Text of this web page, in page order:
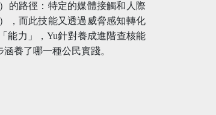
的路徑：特定的媒體接觸和人際
，而此技能又透過威脅感知轉化
能力」，Yu針對養成進階查核能
養了哪一種公民實踐。